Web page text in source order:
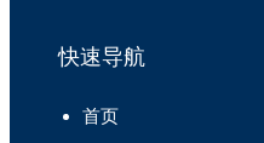
快速导航
首页